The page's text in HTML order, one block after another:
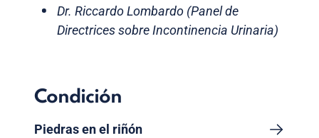
Dr. Riccardo Lombardo (Panel de
Directrices sobre Incontinencia Urinaria)
Condición
Piedras en el riñón